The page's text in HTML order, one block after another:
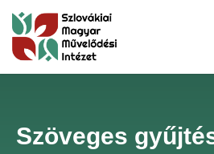
Szöveges